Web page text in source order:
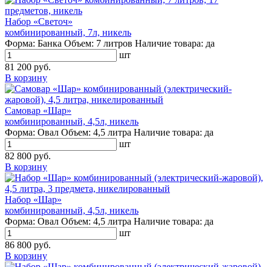
Набор «Светоч»
комбинированный, 7л, никель
Форма: Банка Объем: 7 литров Наличие товара: да
шт
81 200 руб.
В корзину
Самовар «Шар»
комбинированный, 4,5л, никель
Форма: Овал Объем: 4,5 литра Наличие товара: да
шт
82 800 руб.
В корзину
Набор «Шар»
комбинированный, 4,5л, никель
Форма: Овал Объем: 4,5 литра Наличие товара: да
шт
86 800 руб.
В корзину